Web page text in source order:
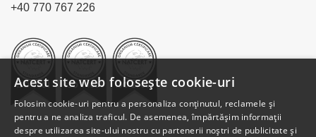
+40 770 767 226
Acest site web folosește cookie-uri
Folosim cookie-uri pentru a personaliza conținutul, reclamele și
pentru a ne analiza traficul. De asemenea, împărtășim informații
despre utilizarea site-ului nostru cu partenerii noștri de publicitate și